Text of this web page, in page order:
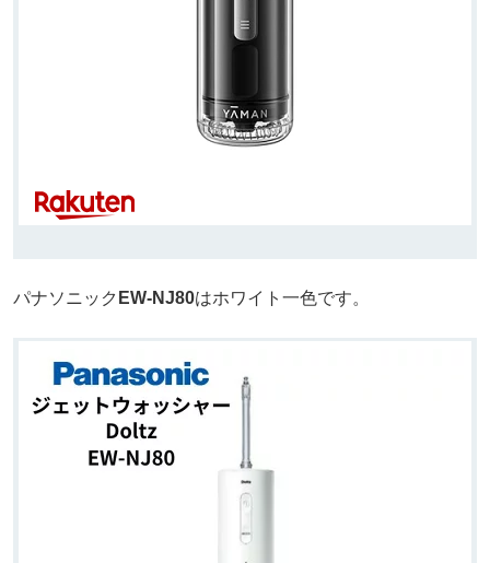
パナソニック EW-NJ80はホワイト一色です。